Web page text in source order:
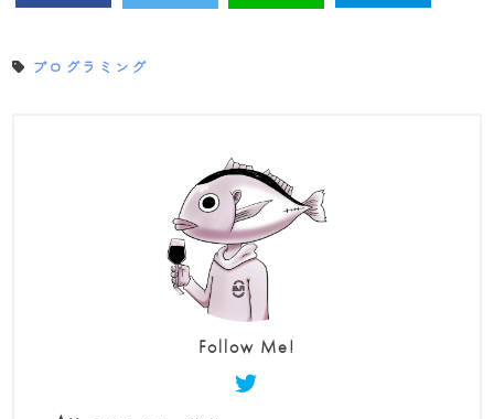
プログラミング
Follow Me!